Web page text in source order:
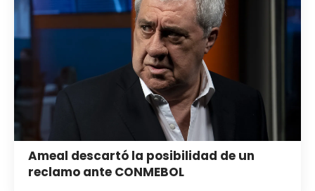
Ameal descartó la posibilidad de un
reclamo ante CONMEBOL